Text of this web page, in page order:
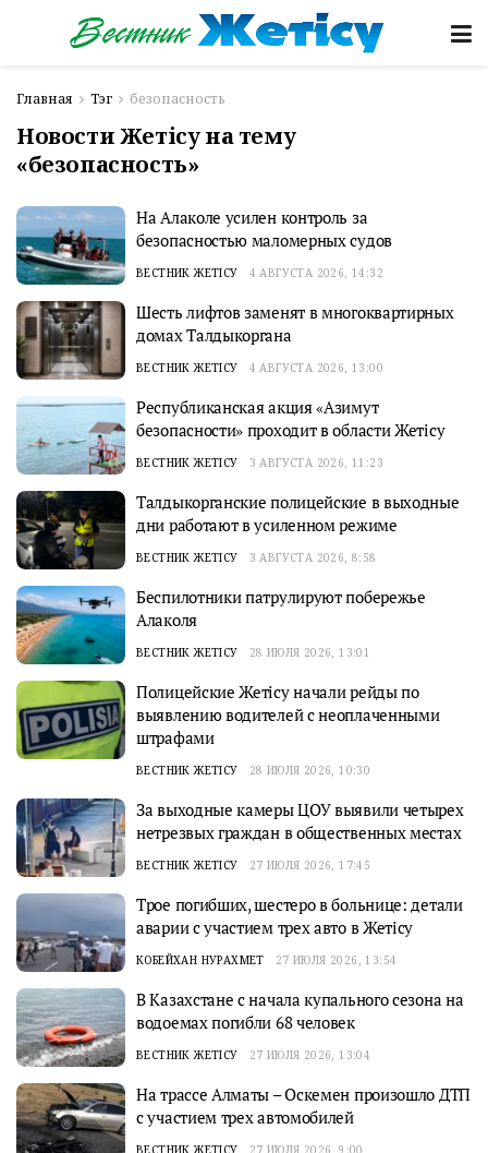
Главная Тэг безопасность
Новости Жетісу на тему
«безопасность»
На Алаколе усилен контроль за
безопасностью маломерных судов
ВЕСТНИК ЖЕТІСУ 4 АВГУСТА 2026, 14:32
Шесть лифтов заменят в многоквартирных
домах Талдыкоргана
ВЕСТНИК ЖЕТІСУ 4 АВГУСТА 2026, 13:00
Республиканская акция «Азимут
безопасности» проходит в области Жетісу
ВЕСТНИК ЖЕТІСУ 3 АВГУСТА 2026, 11:23
Талдыкорганские полицейские в выходные
дни работают в усиленном режиме
ВЕСТНИК ЖЕТІСУ 3 АВГУСТА 2026, 8:58
Беспилотники патрулируют побережье
Алаколя
ВЕСТНИК ЖЕТІСУ 28 ИЮЛЯ 2026, 13:01
Полицейские Жетісу начали рейды по
выявлению водителей с неоплаченными
штрафами
ВЕСТНИК ЖЕТІСУ 28 ИЮЛЯ 2026, 10:30
За выходные камеры ЦОУ выявили четырех
нетрезвых граждан в общественных местах
ВЕСТНИК ЖЕТІСУ 27 ИЮЛЯ 2026, 17:45
Трое погибших, шестеро в больнице: детали
аварии с участием трех авто в Жетiсу
КОБЕЙХАН НУРАХМЕТ 27 ИЮЛЯ 2026, 13:54
В Казахстане с начала купального сезона на
водоемах погибли 68 человек
ВЕСТНИК ЖЕТІСУ 27 ИЮЛЯ 2026, 13:04
На трассе Алматы – Оскемен произошло ДТП
с участием трех автомобилей
ВЕСТНИК ЖЕТІСУ 27 ИЮЛЯ 2026, 9:00